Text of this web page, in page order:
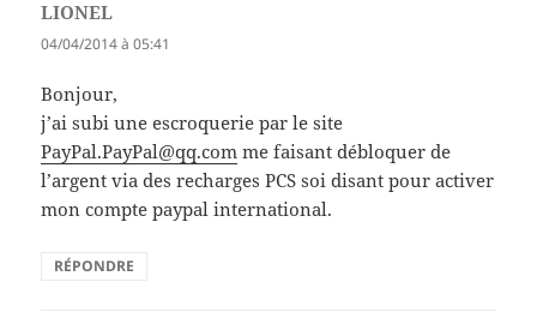
LIONEL
04/04/2014 à 05:41
Bonjour,
j’ai subi une escroquerie par le site
PayPal.PayPal@qq.com me faisant débloquer de
l’argent via des recharges PCS soi disant pour activer
mon compte paypal international.
RÉPONDRE